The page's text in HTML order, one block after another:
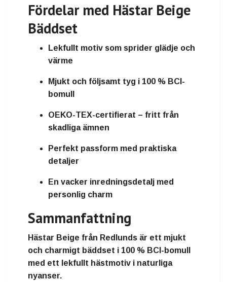
Fördelar med Hästar Beige
Bäddset
Lekfullt motiv som sprider glädje och
värme
Mjukt och följsamt tyg i 100 % BCI-
bomull
OEKO-TEX-certifierat – fritt från
skadliga ämnen
Perfekt passform med praktiska
detaljer
En vacker inredningsdetalj med
personlig charm
Sammanfattning
Hästar Beige från Redlunds är ett mjukt
och charmigt bäddset i 100 % BCI-bomull
med ett lekfullt hästmotiv i naturliga
nyanser.